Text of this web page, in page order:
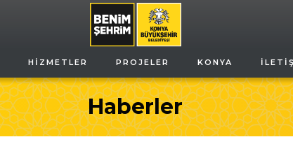
HIZMETLER PROJELER KONYA
Haberler